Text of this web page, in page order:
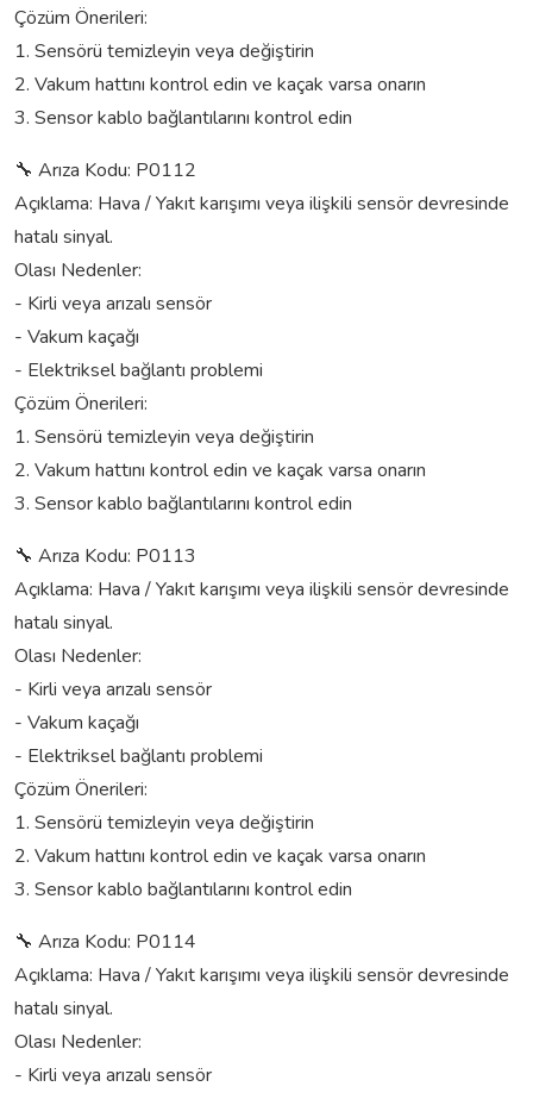
Çözüm Önerileri:
1. Sensörü temizleyin veya değiştirin
2. Vakum hattını kontrol edin ve kaçak varsa onarın
3. Sensor kablo bağlantılarını kontrol edin
🔧 Arıza Kodu: P0112
Açıklama: Hava / Yakıt karışımı veya ilişkili sensör devresinde
hatalı sinyal.
Olası Nedenler:
- Kirli veya arızalı sensör
- Vakum kaçağı
- Elektriksel bağlantı problemi
Çözüm Önerileri:
1. Sensörü temizleyin veya değiştirin
2. Vakum hattını kontrol edin ve kaçak varsa onarın
3. Sensor kablo bağlantılarını kontrol edin
🔧 Arıza Kodu: P0113
Açıklama: Hava / Yakıt karışımı veya ilişkili sensör devresinde
hatalı sinyal.
Olası Nedenler:
- Kirli veya arızalı sensör
- Vakum kaçağı
- Elektriksel bağlantı problemi
Çözüm Önerileri:
1. Sensörü temizleyin veya değiştirin
2. Vakum hattını kontrol edin ve kaçak varsa onarın
3. Sensor kablo bağlantılarını kontrol edin
🔧 Arıza Kodu: P0114
Açıklama: Hava / Yakıt karışımı veya ilişkili sensör devresinde
hatalı sinyal.
Olası Nedenler:
- Kirli veya arızalı sensör